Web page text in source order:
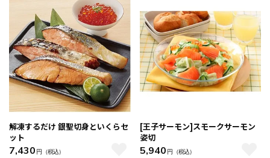
解凍するだけ 銀聖切身といくらセ
ット
7,430 円 （税込）
[王子サーモン]スモークサーモン
姿切
5,940 円 （税込）